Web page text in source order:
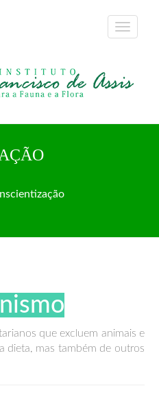
que excluem animais e
dieta, mas também de outros